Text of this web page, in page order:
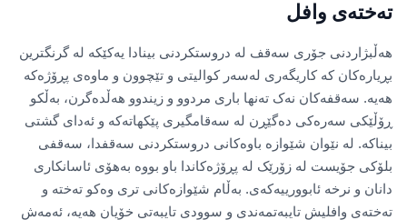
تەختەی وافل
هەڵبژاردنی جۆری سەقف لە دروستکردنی بینادا یەکێکە لە گرنگترین
بڕیارەکان کە کاریگەری لەسەر کوالیتی و تێچوون و ماوەی پڕۆژەکە
هەیە. سەقفەکان نەک تەنها باری مردوو و زیندوو هەڵدەگرن، بەڵکو
ڕۆڵێکی سەرەکی دەگێڕن لە سەقامگیری پێکهاتەکە و ئەدای گشتی
بیناکە. لە نێوان شێوازە باوەکانی دروستکردنی سەقفدا، سەقفی
بلۆکی جۆیست لە زۆرێک لە پڕۆژەکاندا باو بووە بەهۆی ئاسانکاری
دانان و نرخە ئابوورییەکەی. بەڵام شێوازەکانی تری وەکو تەختە و
تەختەی وافلیش تایبەتمەندی و سوودی تایبەتی خۆیان هەیە، ئەمەش